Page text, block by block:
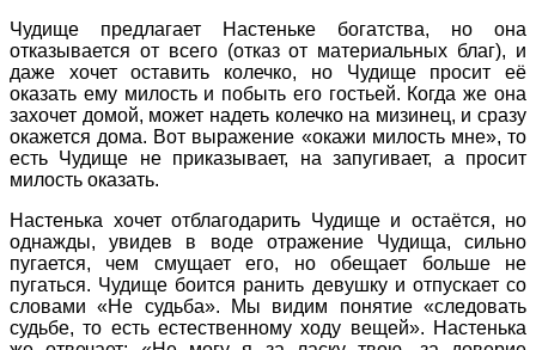
Чудище предлагает Настеньке богатства, но она
отказывается от всего (отказ от материальных благ), и
даже хочет оставить колечко, но Чудище просит её
оказать ему милость и побыть его гостьей. Когда же она
захочет домой, может надеть колечко на мизинец, и сразу
окажется дома. Вот выражение «окажи милость мне», то
есть Чудище не приказывает, на запугивает, а просит
милость оказать.
Настенька хочет отблагодарить Чудище и остаётся, но
однажды, увидев в воде отражение Чудища, сильно
пугается, чем смущает его, но обещает больше не
пугаться. Чудище боится ранить девушку и отпускает со
словами «Не судьба». Мы видим понятие «следовать
судьбе, то есть естественному ходу вещей». Настенька